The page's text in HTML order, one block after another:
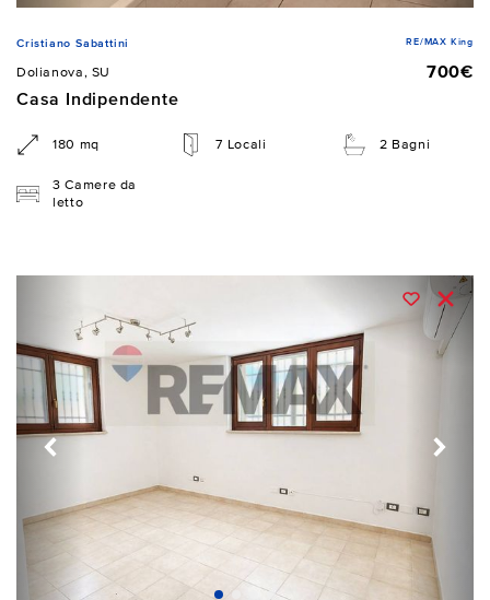
Cristiano Sabattini RE/MAX King
Dolianova, SU
700€
Casa Indipendente
180 mq 7 Locali 2 Bagni
3 Camere da
letto